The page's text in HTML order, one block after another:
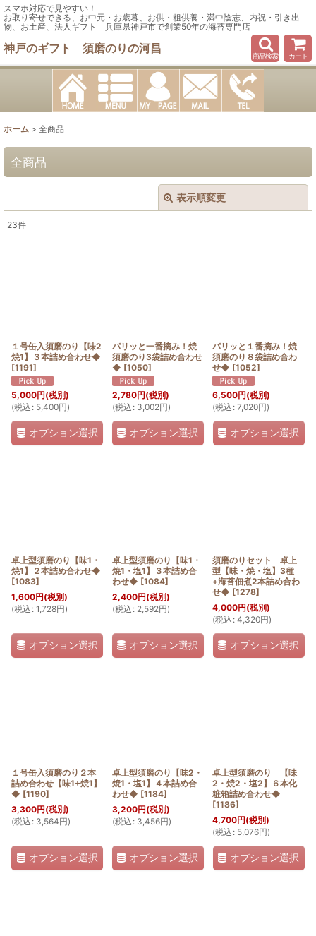
スマホ対応で見やすい！
お取り寄せできる、お中元・お歳暮、お供・粗供養・満中陰志、内祝・引き出
物、お土産、法人ギフト 兵庫県神戸市で創業50年の海苔専門店
神戸のギフト 須磨のりの河昌
商品検索 カート
ホーム > 全商品
全商品
表示順変更
絞り込む
23件
１号缶入須磨のり【味2
焼1】３本詰め合わせ◆
[1191]
5,000円(税別)
(税込 : 5,400円)
オプション選択
パリッと一番摘み！焼
須磨のり3袋詰め合わせ
◆ [1050]
2,780円(税別)
(税込 : 3,002円)
オプション選択
パリッと１番摘み！焼
須磨のり８袋詰め合わ
せ◆ [1052]
6,500円(税別)
(税込 : 7,020円)
オプション選択
卓上型須磨のり【味1・
焼1】２本詰め合わせ◆
[1083]
1,600円(税別)
(税込 : 1,728円)
オプション選択
卓上型須磨のり【味1・
焼1・塩1】３本詰め合
わせ◆ [1084]
2,400円(税別)
(税込 : 2,592円)
オプション選択
須磨のりセット 卓上
型【味・焼・塩】3種
+海苔佃煮2本詰め合わ
せ◆ [1278]
4,000円(税別)
(税込 : 4,320円)
オプション選択
１号缶入須磨のり２本
詰め合わせ【味1+焼1】
◆ [1190]
3,300円(税別)
(税込 : 3,564円)
オプション選択
卓上型須磨のり【味2・
焼1・塩1】４本詰め合
わせ◆ [1184]
3,200円(税別)
(税込 : 3,456円)
オプション選択
卓上型須磨のり 【味
2・焼2・塩2】６本化
粧箱詰め合わせ◆
[1186]
4,700円(税別)
(税込 : 5,076円)
オプション選択